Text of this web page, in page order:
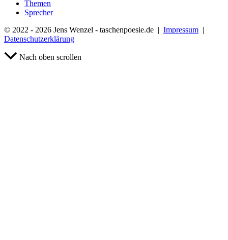
Themen
Sprecher
© 2022 - 2026 Jens Wenzel - taschenpoesie.de | Impressum |
Datenschutzerklärung
Nach oben scrollen